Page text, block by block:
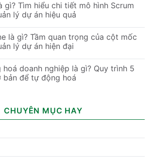
gì? Tìm hiểu chi tiết mô hình Scrum
lý dự án hiệu quả
là gì? Tầm quan trọng của cột mốc
lý dự án hiện đại
hoá doanh nghiệp là gì? Quy trình 5
bản để tự động hoá
CHUYÊN MỤC HAY